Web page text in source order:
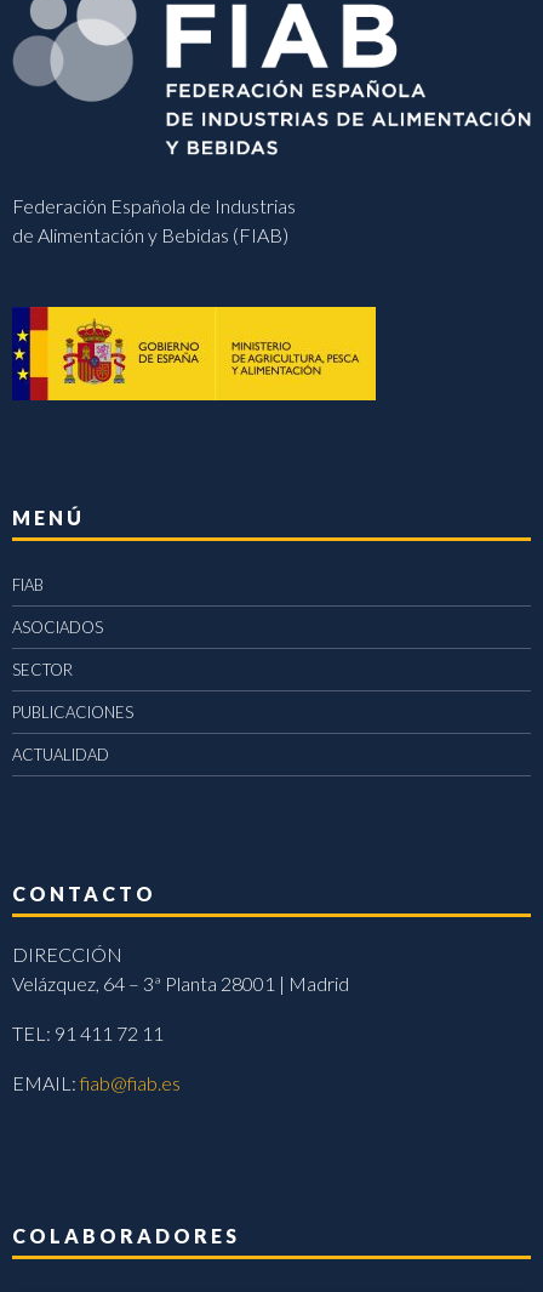
Federación Española de Industrias
de Alimentación y Bebidas (FIAB)
MENÚ
FIAB
ASOCIADOS
SECTOR
PUBLICACIONES
ACTUALIDAD
CONTACTO
DIRECCIÓN
Velázquez, 64 – 3ª Planta 28001 | Madrid
TEL: 91 411 72 11
EMAIL:fiab@fiab.es
COLABORADORES